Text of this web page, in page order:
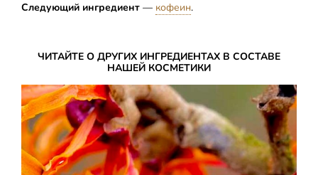
Следующий ингредиент — кофеин.
ЧИТАЙТЕ О ДРУГИХ ИНГРЕДИЕНТАХ В СОСТАВЕ
НАШЕЙ КОСМЕТИКИ